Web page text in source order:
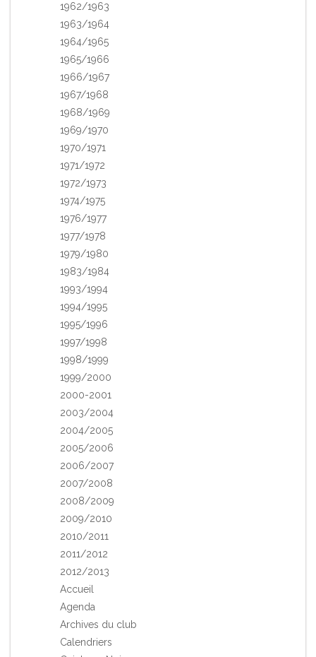
1962/1963
1963/1964
1964/1965
1965/1966
1966/1967
1967/1968
1968/1969
1969/1970
1970/1971
1971/1972
1972/1973
1974/1975
1976/1977
1977/1978
1979/1980
1983/1984
1993/1994
1994/1995
1995/1996
1997/1998
1998/1999
1999/2000
2000-2001
2003/2004
2004/2005
2005/2006
2006/2007
2007/2008
2008/2009
2009/2010
2010/2011
2011/2012
2012/2013
Accueil
Agenda
Archives du club
Calendriers